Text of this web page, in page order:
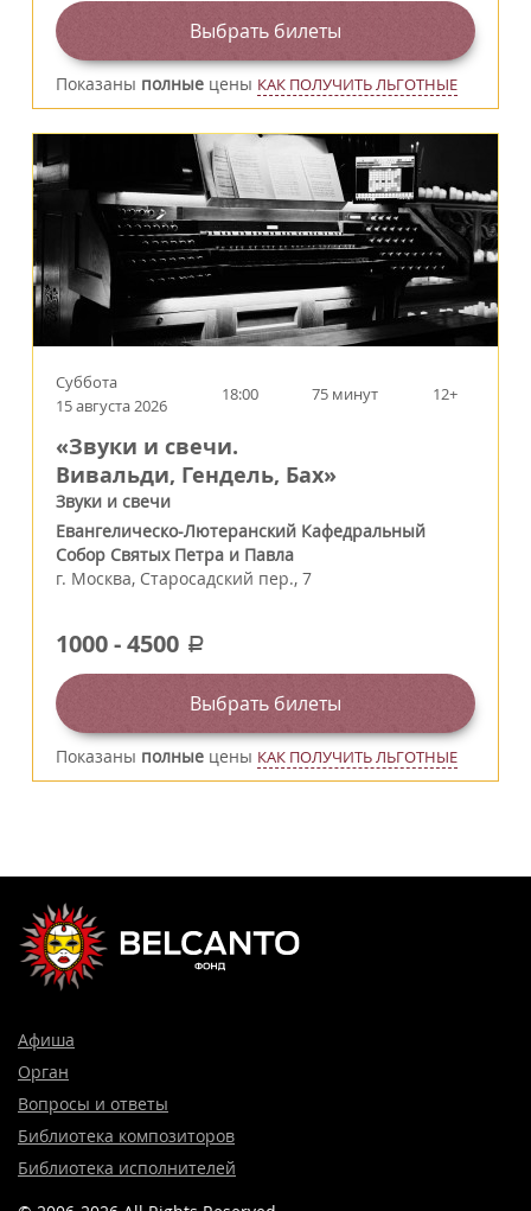
Выбрать билеты
Показаны полные цены КАК ПОЛУЧИТЬ ЛЬГОТНЫЕ
Суббота
15 августа 2026
18:00 75 минут 12+
«Звуки и свечи.
Вивальди, Гендель, Бах»
Звуки и свечи
Евангелическо-Лютеранский Кафедральный
Собор Святых Петра и Павла
г. Москва, Старосадский пер., 7
1000-4500 a
Выбрать билеты
Показаны полные цены КАК ПОЛУЧИТЬ ЛЬГОТНЫЕ
Афиша
Орган
Вопросы и ответы
Библиотека композиторов
Библиотека исполнителей